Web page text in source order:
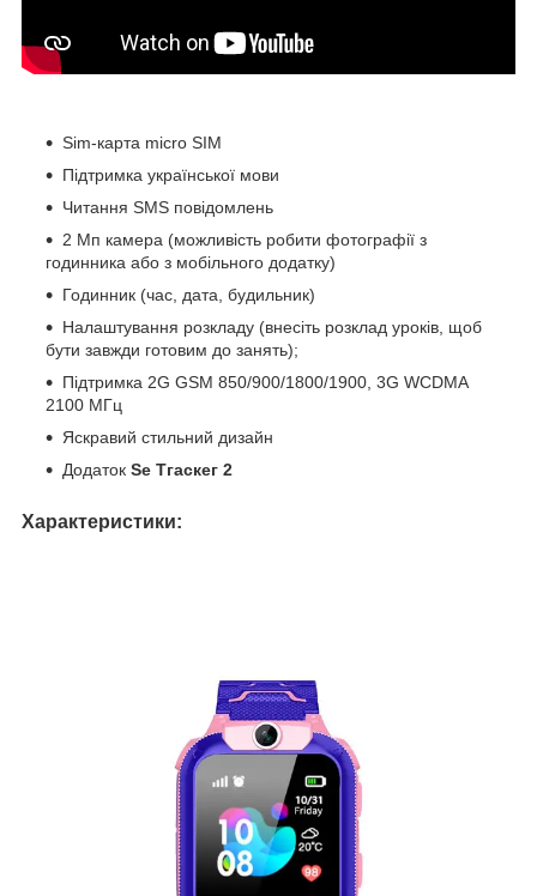
Характеристики:
Sim-карта micro SIM
Підтримка української мови
Читання SMS повідомлень
2 Мп камера (можливість робити фотографії з
годинника або з мобільного додатку)
Годинник (час, дата, будильник)
Налаштування розкладу (внесіть розклад уроків, щоб
бути завжди готовим до занять);
Підтримка 2G GSM 850/900/1800/1900, 3G WCDMA
2100 МГц
Яскравий стильний дизайн
Додаток Se Тгаскег 2